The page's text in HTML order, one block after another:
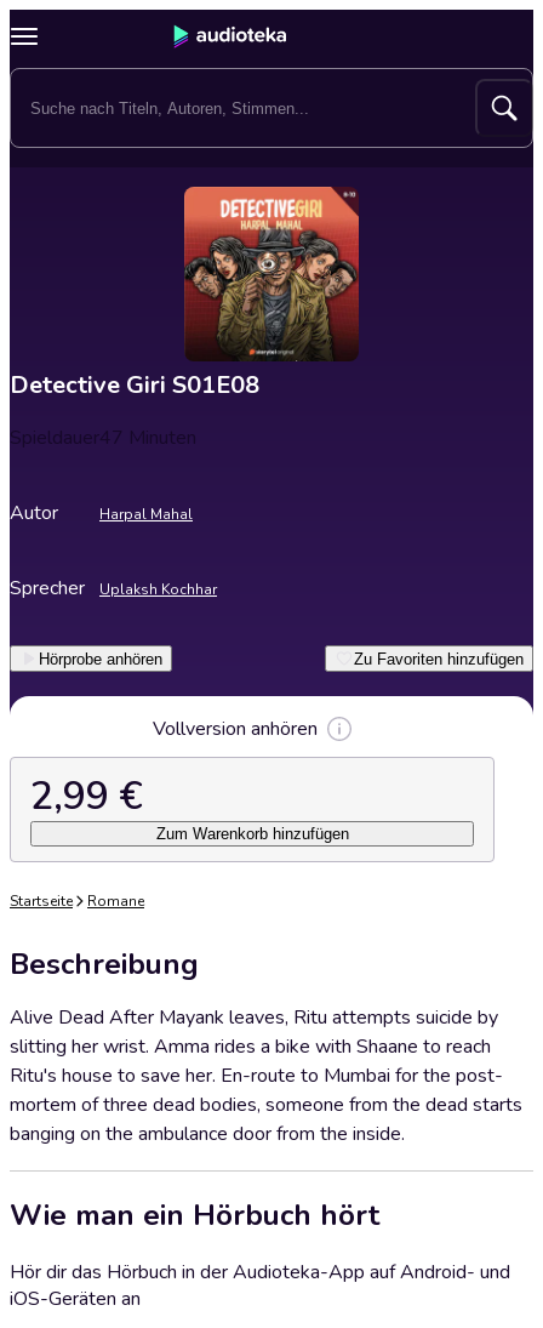
Detective Giri S01E08
Spieldauer47 Minuten
Autor Harpal Mahal
Sprecher Uplaksh Kochhar
Hörprobe anhören Zu Favoriten hinzufügen
Vollversion anhören
2,99 €
Zum Warenkorb hinzufügen
Startseite Romane
Beschreibung
Alive Dead After Mayank leaves, Ritu attempts suicide by
slitting her wrist. Amma rides a bike with Shaane to reach
Ritu's house to save her. En-route to Mumbai for the post-
mortem of three dead bodies, someone from the dead starts
banging on the ambulance door from the inside.
Wie man ein Hörbuch hört
Hör dir das Hörbuch in der Audioteka-App auf Android- und
iOS-Geräten an